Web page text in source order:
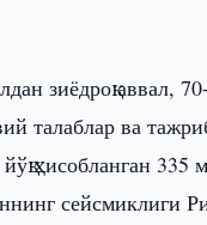
зиёдроқ аввал,
талаблар ва
ҳисобланган 335
сейсмиклиги